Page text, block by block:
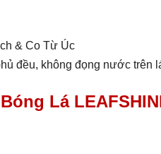
đều, không đọng nước trên
Lá